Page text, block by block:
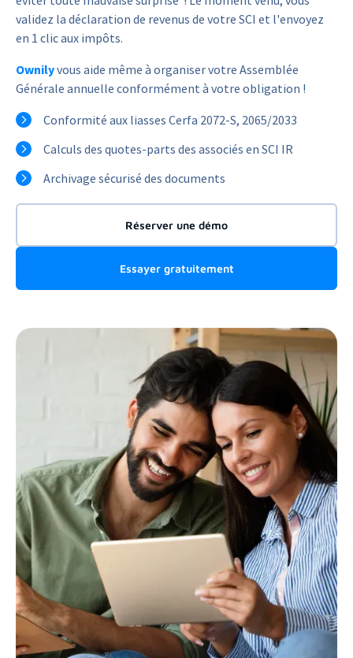
validez la déclaration de revenus de votre SCI et l'envoyez
en 1 clic aux impôts.
Ownilyvous aide même à organiser votre Assemblée
Générale annuelle conformément à votre obligation !
Conformité aux liasses Cerfa 2072-S, 2065/2033
Calculs des quotes-parts des associés en SCI IR
Archivage sécurisé des documents
Réserver une démo
Essayer gratuitement